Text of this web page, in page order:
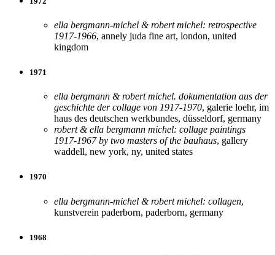
ella bergmann-michel & robert michel: retrospective
1917-1966, annely juda fine art, london, united
kingdom
1971
ella bergmann & robert michel. dokumentation aus der
geschichte der collage von 1917-1970, galerie loehr, im
haus des deutschen werkbundes, düsseldorf, germany
robert & ella bergmann michel: collage paintings
1917-1967 by two masters of the bauhaus, gallery
waddell, new york, ny, united states
1970
ella bergmann-michel & robert michel: collagen,
kunstverein paderborn, paderborn, germany
1968